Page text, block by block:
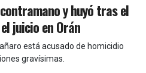
y huyó tras el
juicio en Orán
está acusado de homicidio
gravísimas.